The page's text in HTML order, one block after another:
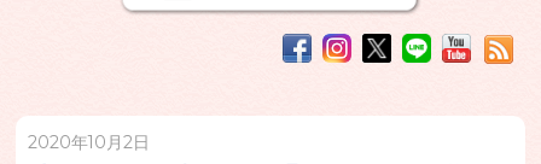
2020年10月2日